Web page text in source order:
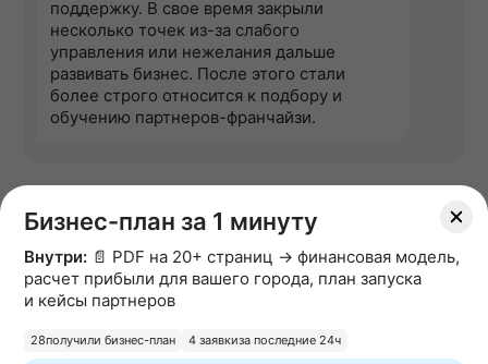
поддержку. В свое время закрыли
несколько точек из-за слабого
управления или нежелания дальше
развивать бизнес. После этого стали
более строго относится к подбору и
обучению партнеров-франчайзи.
Бизнес-план за 1 минуту
Внутри: 📄 PDF на 20+ страниц → финансовая модель,
расчет прибыли для вашего города, план запуска
и кейсы партнеров
28получили бизнес-план 4 заявкиза последние 24ч